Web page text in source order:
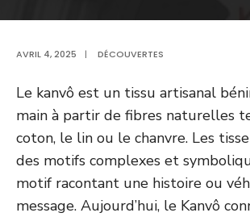
AVRIL 4, 2025 | DÉCOUVERTES
Le kanvô est un tissu artisanal
main à partir de fibres naturelles
coton, le lin ou le chanvre. Les
des motifs complexes et
motif racontant une histoire ou
message. Aujourd’hui, le Kanvô